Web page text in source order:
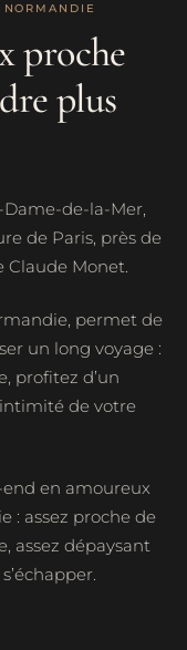
proche
plus
Dame-de-la-Mer,
de Paris, près de
Claude Monet.
permet de
un long voyage :
profitez d’un
de votre
end en amoureux
: assez proche de
assez dépaysant